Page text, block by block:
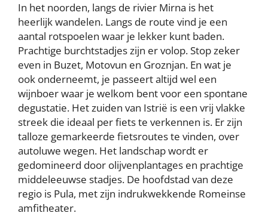
In het noorden, langs de rivier Mirna is het
heerlijk wandelen. Langs de route vind je een
aantal rotspoelen waar je lekker kunt baden.
Prachtige burchtstadjes zijn er volop. Stop zeker
even in Buzet, Motovun en Groznjan. En wat je
ook onderneemt, je passeert altijd wel een
wijnboer waar je welkom bent voor een spontane
degustatie. Het zuiden van Istrië is een vrij vlakke
streek die ideaal per fiets te verkennen is. Er zijn
talloze gemarkeerde fietsroutes te vinden, over
autoluwe wegen. Het landschap wordt er
gedomineerd door olijvenplantages en prachtige
middeleeuwse stadjes. De hoofdstad van deze
regio is Pula, met zijn indrukwekkende Romeinse
amfitheater.